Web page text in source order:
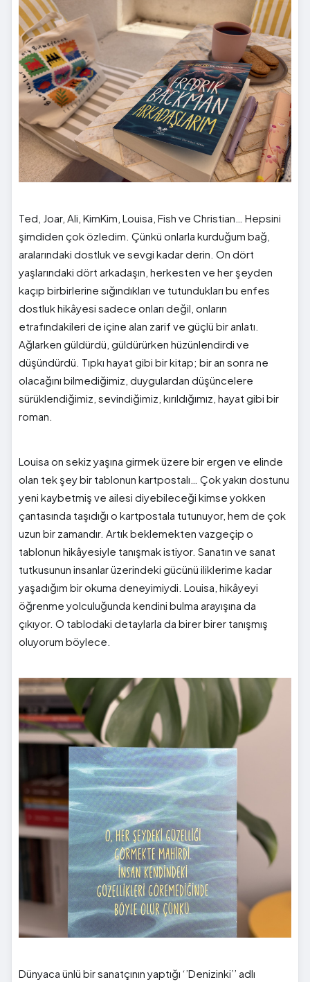
Ted, Joar, Ali, KimKim, Louisa, Fish ve Christian… Hepsini
şimdiden çok özledim. Çünkü onlarla kurduğum bağ,
aralarındaki dostluk ve sevgi kadar derin. On dört
yaşlarındaki dört arkadaşın, herkesten ve her şeyden
kaçıp birbirlerine sığındıkları ve tutundukları bu enfes
dostluk hikâyesi sadece onları değil, onların
etrafındakileri de içine alan zarif ve güçlü bir anlatı.
Ağlarken güldürdü, güldürürken hüzünlendirdi ve
düşündürdü. Tıpkı hayat gibi bir kitap; bir an sonra ne
olacağını bilmediğimiz, duygulardan düşüncelere
sürüklendiğimiz, sevindiğimiz, kırıldığımız, hayat gibi bir
roman.
Louisa on sekiz yaşına girmek üzere bir ergen ve elinde
olan tek şey bir tablonun kartpostalı… Çok yakın dostunu
yeni kaybetmiş ve ailesi diyebileceği kimse yokken
çantasında taşıdığı o kartpostala tutunuyor, hem de çok
uzun bir zamandır. Artık beklemekten vazgeçip o
tablonun hikâyesiyle tanışmak istiyor. Sanatın ve sanat
tutkusunun insanlar üzerindeki gücünü iliklerime kadar
yaşadığım bir okuma deneyimiydi. Louisa, hikâyeyi
öğrenme yolculuğunda kendini bulma arayışına da
çıkıyor. O tablodaki detaylarla da birer birer tanışmış
oluyorum böylece.
Dünyaca ünlü bir sanatçının yaptığı ‘’Denizinki’’ adlı